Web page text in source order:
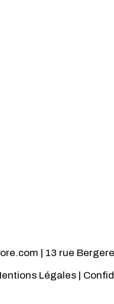
| 13 rue
Légales|